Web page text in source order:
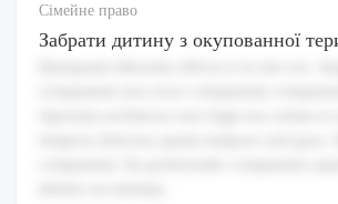
Сімейне право
Забрати дитину з окупованної